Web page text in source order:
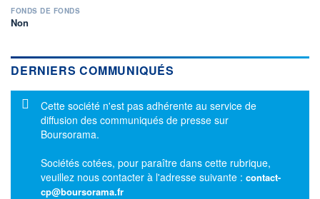
FONDS DE FONDS
Non
DERNIERS COMMUNIQUÉS
Message d'information
Cette société n'est pas adhérente au service de
diffusion des communiqués de presse sur
Boursorama.
Sociétés cotées, pour paraître dans cette rubrique,
veuillez nous contacter à l'adresse suivante : contact-
cp@boursorama.fr